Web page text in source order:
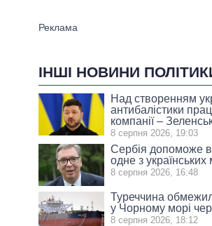
ІНШІ НОВИНИ
Над створенням
антибалістики
компанії –
8 серпня 2026, 19:03
Сербія допоможе
одне з українських
8 серпня 2026, 16:48
Туреччина
у Чорному морі
8 серпня 2026, 18:12